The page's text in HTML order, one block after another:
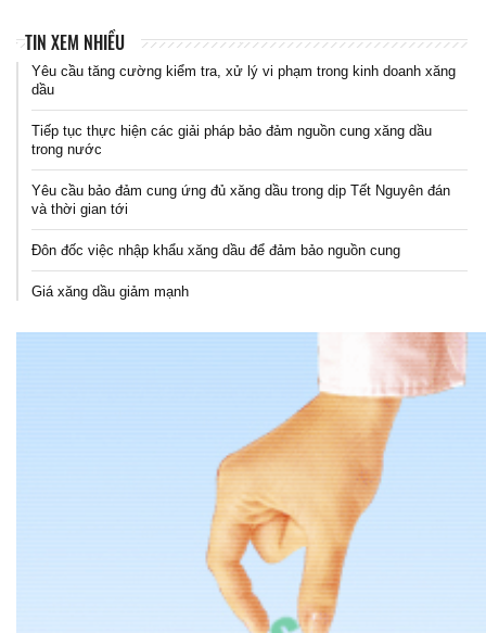
TIN XEM NHIỀU
Yêu cầu tăng cường kiểm tra, xử lý vi phạm trong kinh doanh xăng
dầu
Tiếp tục thực hiện các giải pháp bảo đảm nguồn cung xăng dầu
trong nước
Yêu cầu bảo đảm cung ứng đủ xăng dầu trong dịp Tết Nguyên đán
và thời gian tới
Đôn đốc việc nhập khẩu xăng dầu để đảm bảo nguồn cung
Giá xăng dầu giảm mạnh